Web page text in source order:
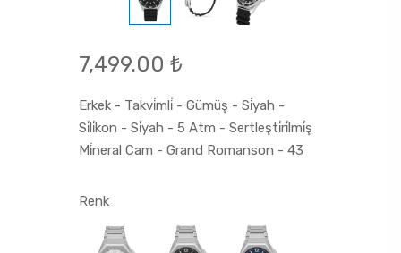
7,499.00 ₺
Erkek - Takvi̇mli̇ - Gümüş - Si̇yah -
Si̇li̇kon - Si̇yah - 5 Atm - Sertleşti̇ri̇lmi̇ş
Mi̇neral Cam - Grand Romanson - 43
Renk